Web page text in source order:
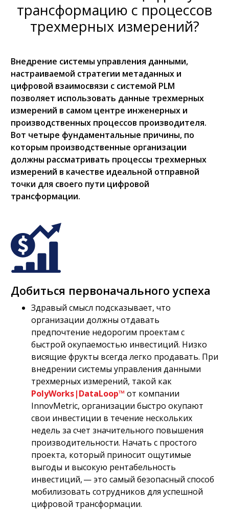
трансформацию с процессов
трехмерных измерений?
Внедрение системы управления данными,
настраиваемой стратегии метаданных и
цифровой взаимосвязи с системой PLM
позволяет использовать данные трехмерных
измерений в самом центре инженерных и
производственных процессов производителя.
Вот четыре фундаментальные причины, по
которым производственные организации
должны рассматривать процессы трехмерных
измерений в качестве идеальной отправной
точки для своего пути цифровой
трансформации.
Добиться первоначального успеха
Здравый смысл подсказывает, что
организации должны отдавать
предпочтение недорогим проектам с
быстрой окупаемостью инвестиций. Низко
висящие фрукты всегда легко продавать. При
внедрении системы управления данными
трехмерных измерений, такой как
PolyWorks|DataLoop™ от компании
InnovMetric, организации быстро окупают
свои инвестиции в течение нескольких
недель за счет значительного повышения
производительности. Начать с простого
проекта, который приносит ощутимые
выгоды и высокую рентабельность
инвестиций, — это самый безопасный способ
мобилизовать сотрудников для успешной
цифровой трансформации.